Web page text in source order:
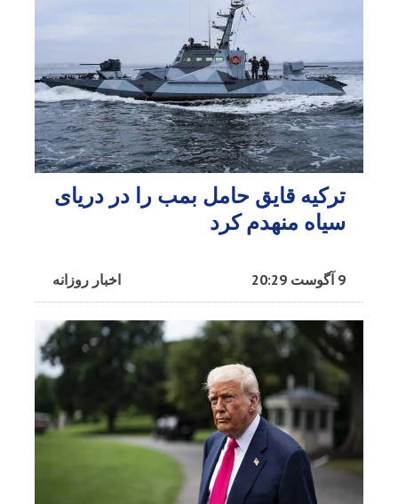
ترکیه قایق حامل بمب را در دریای
سیاه منهدم کرد
اخبار روزانه 9 آگوست 20:29